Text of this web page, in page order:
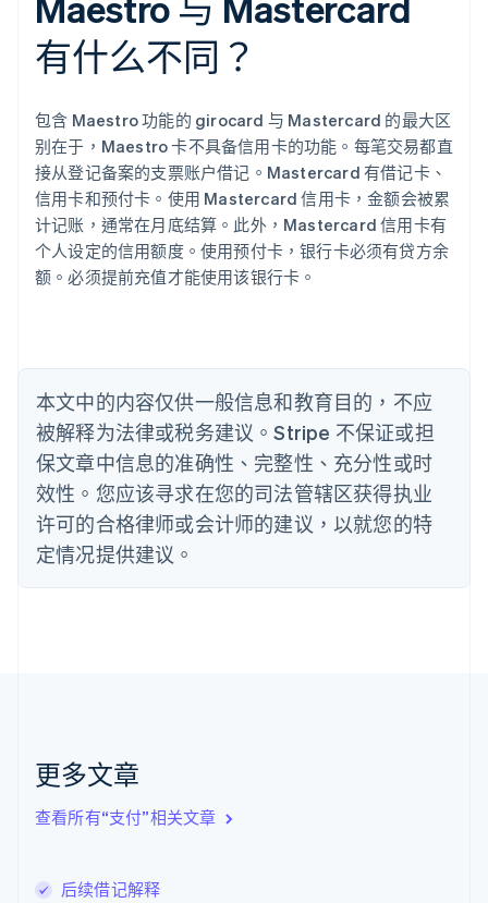
有什么不同？
包含 Maestro 功能的 girocard 与 Mastercard 的最大区
别在于，Maestro 卡不具备信用卡的功能。每笔交易都直
接从登记备案的支票账户借记。Mastercard 有借记卡、
信用卡和预付卡。使用 Mastercard 信用卡，金额会被累
计记账，通常在月底结算。此外，Mastercard 信用卡有
个人设定的信用额度。使用预付卡，银行卡必须有贷方余
额。必须提前充值才能使用该银行卡。
本文中的内容仅供一般信息和教育目的，不应
被解释为法律或税务建议。Stripe 不保证或担
保文章中信息的准确性、完整性、充分性或时
效性。您应该寻求在您的司法管辖区获得执业
许可的合格律师或会计师的建议，以就您的特
定情况提供建议。
更多文章
查看所有“支付”相关文章
后续借记解释
阿联酋
English
爱尔兰
English
English
奥地利
DeutschEnglish
澳大利亚
English
巴西
PortuguêsEnglish
保加利亚
English
丹麦
English
德国
DeutschEnglish
法国
FrançaisEnglish
芬兰
EnglishSvenska
English
English
卢森堡